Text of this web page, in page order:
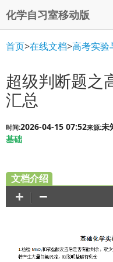
化学自习室移动版
首页>在线文档>高考实验
超级判断题之
汇总
时间:2026-04-15 07:52来源:未
基础
文档介绍